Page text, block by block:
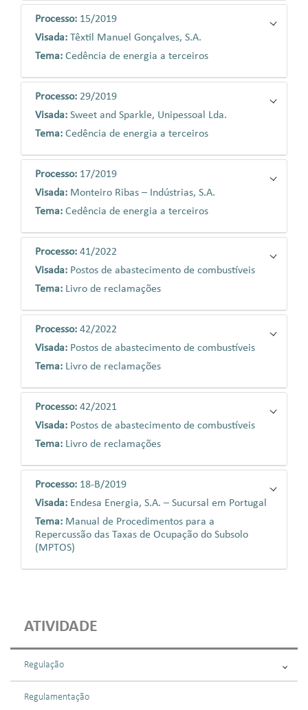
ATIVIDADE
Regulação
Regulamentação
Processo: 15/2019
Visada: Têxtil Manuel Gonçalves, S.A.
Tema: Cedência de energia a terceiros
Processo: 29/2019
Visada: Sweet and Sparkle, Unipessoal Lda.
Tema: Cedência de energia a terceiros
Processo: 17/2019
Visada: Monteiro Ribas – Indústrias, S.A.
Tema: Cedência de energia a terceiros
Processo: 41/2022
Visada: Postos de abastecimento de combustíveis
Tema: Livro de reclamações
Processo: 42/2022
Visada: Postos de abastecimento de combustíveis
Tema: Livro de reclamações
Processo: 42/2021
Visada: Postos de abastecimento de combustíveis
Tema: Livro de reclamações
Processo: 18-B/2019
Visada: Endesa Energia, S.A. – Sucursal em Portugal
Tema: Manual de Procedimentos para a
Repercussão das Taxas de Ocupação do Subsolo
(MPTOS)